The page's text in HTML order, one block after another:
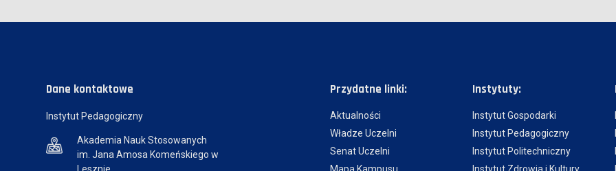
Dane kontaktowe
Instytut Pedagogiczny
Akademia Nauk Stosowanych
im. Jana Amosa Komeńskiego w
Przydatne linki:
Aktualności
Władze Uczelni
Senat Uczelni
Instytuty:
Instytut Gospodarki
Instytut Pedagogiczny
Instytut Politechniczny